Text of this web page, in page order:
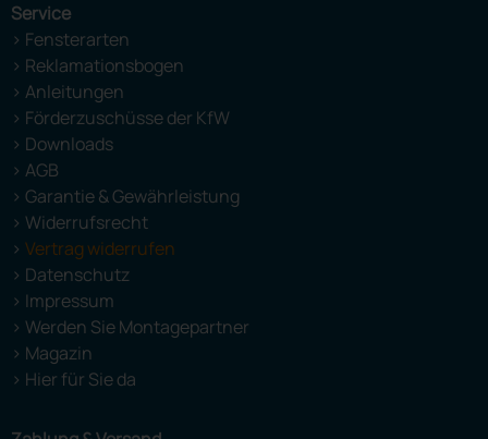
Service
> Fensterarten
> Reklamationsbogen
> Anleitungen
> Förderzuschüsse der KfW
> Downloads
> AGB
> Garantie & Gewährleistung
> Widerrufsrecht
> Vertrag widerrufen
> Datenschutz
> Impressum
> Werden Sie Montagepartner
> Magazin
> Hier für Sie da